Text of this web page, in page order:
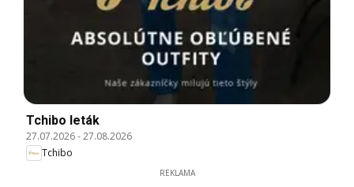
Tchibo leták
27.07.2026-27.08.2026
Tchibo
REKLAMA